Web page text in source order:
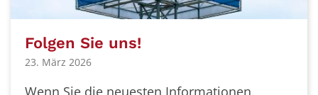
Folgen Sie uns!
23. März 2026
Wenn Sie die neuesten Informationen,